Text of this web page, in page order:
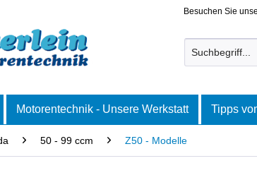
Besuchen Sie
Motorentechnik - Unsere Werkstatt Tipps
50 - 99 ccm Z50 - Modelle